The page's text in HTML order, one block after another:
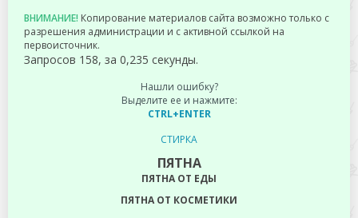
ВНИМАНИЕ! Копирование материалов сайта возможно только с
разрешения администрации и с активной ссылкой на
первоисточник.
Запросов 158, за 0,235 секунды.
Нашли ошибку?
Выделите ее и нажмите:
CTRL+ENTER
СТИРКА
ПЯТНА
ПЯТНА ОТ ЕДЫ
ПЯТНА ОТ КОСМЕТИКИ